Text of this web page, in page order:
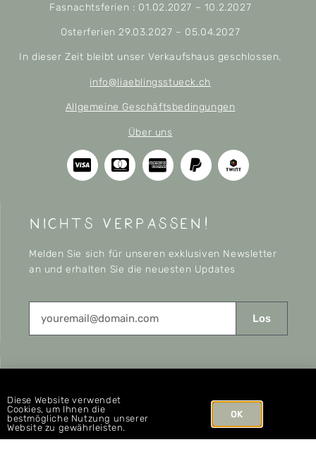
Fasnachtsferien : 01.02.2027 – 10.2.2027
Osterferien 29.03.2027 – 05.04.2027
In dieser Zeit bleibt unser Verkaufshaus geschlossen.
info@liaeblingsstueck.ch
Allgemeine Geschäftsbedingungen
Über uns
nichts verpassen!
Melden Sie sich für unseren exklusiven Newsletter
an und erhalten Sie die neuesten Updates
Los
CONNECT
Diese Website verwendet
Cookies, um Ihnen die
bestmögliche Nutzung unserer
Website zu gewährleisten.
OK